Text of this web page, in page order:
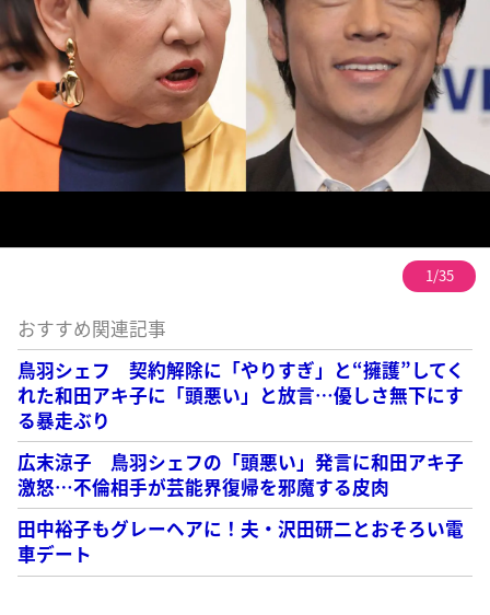
1/35
おすすめ関連記事
鳥羽シェフ 契約解除に「やりすぎ」と“擁護”してく
れた和田アキ子に「頭悪い」と放言…優しさ無下にす
る暴走ぶり
広末涼子 鳥羽シェフの「頭悪い」発言に和田アキ子
激怒…不倫相手が芸能界復帰を邪魔する皮肉
田中裕子もグレーヘアに！夫・沢田研二とおそろい電
車デート